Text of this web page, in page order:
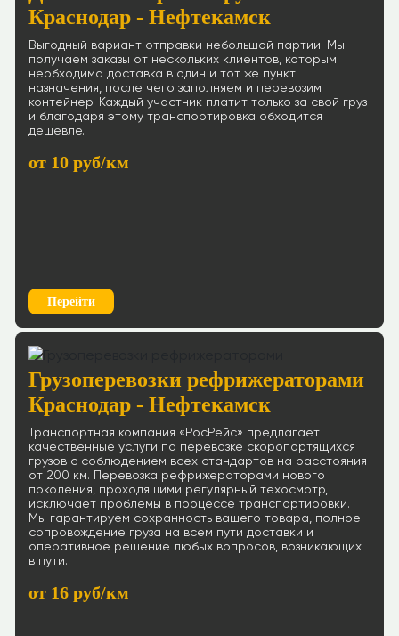
Краснодар - Нефтекамск
Выгодный вариант отправки небольшой партии. Мы
получаем заказы от нескольких клиентов, которым
необходима доставка в один и тот же пункт
назначения, после чего заполняем и перевозим
контейнер. Каждый участник платит только за свой груз
и благодаря этому транспортировка обходится
дешевле.
от 10 руб/км
Перейти
Грузоперевозки рефрижераторами
Краснодар - Нефтекамск
Транспортная компания «РосРейс» предлагает
качественные услуги по перевозке скоропортящихся
грузов с соблюдением всех стандартов на расстояния
от 200 км. Перевозка рефрижераторами нового
поколения, проходящими регулярный техосмотр,
исключает проблемы в процессе транспортировки.
Мы гарантируем сохранность вашего товара, полное
сопровождение груза на всем пути доставки и
оперативное решение любых вопросов, возникающих
в пути.
от 16 руб/км